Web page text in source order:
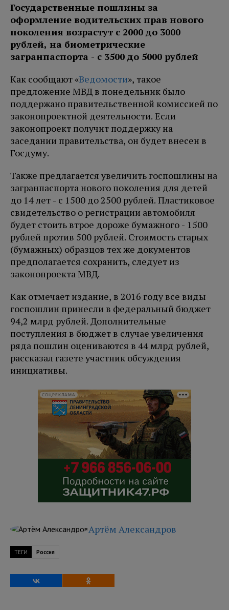
Государственные пошлины за
оформление водительских прав нового
поколения возрастут с 2000 до 3000
рублей, на биометрические
загранпаспорта - с 3500 до 5000 рублей
Как сообщают «Ведомости», такое
предложение МВД в понедельник было
поддержано правительственной комиссией по
законопроектной деятельности. Если
законопроект получит поддержку на
заседании правительства, он будет внесен в
Госдуму.
Также предлагается увеличить госпошлины на
загранпаспорта нового поколения для детей
до 14 лет - с 1500 до 2500 рублей. Пластиковое
свидетельство о регистрации автомобиля
будет стоить втрое дороже бумажного - 1500
рублей против 500 рублей. Стоимость старых
(бумажных) образцов тех же документов
предполагается сохранить, следует из
законопроекта МВД.
Как отмечает издание, в 2016 году все виды
госпошлин принесли в федеральный бюджет
94,2 млрд рублей. Дополнительные
поступления в бюджет в случае увеличения
ряда пошлин оцениваются в 44 млрд рублей,
рассказал газете участник обсуждения
инициативы.
СОЦРЕКЛАМА
Артём Александров
ТЕГИ Россия